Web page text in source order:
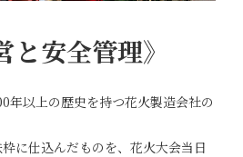
と安全管理》
年以上の歴史を持つ花火製造会社の
に仕込んだものを、花火大会当日